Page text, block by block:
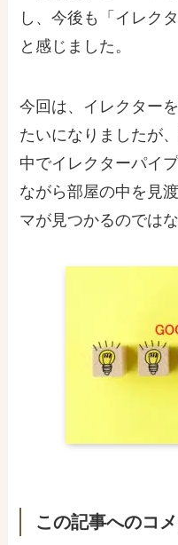
し、今後も「イレク
と感じました。
今回は、イレクター
たいになりましたが
中でイレクターパイ
ながら部屋の中を見
マが見つかるのでは
この記事へのコ